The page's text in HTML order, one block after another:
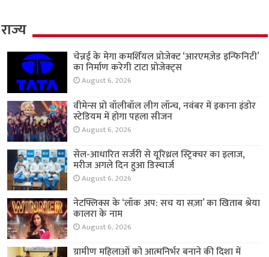
राज्य
चेन्नई के मेगा कमर्शियल प्रोजेक्ट ‘आरएमज़ेड इन्फिनिटी’
का निर्माण करेगी टाटा प्रोजेक्ट्स
August 6, 2026
वीमेन्स प्रो वॉलीबॉल लीग लॉन्च, नवंबर में इकाना इंडोर
स्टेडियम में होगा पहला सीजन
August 6, 2026
सेल-आधारित सर्जरी से यूरिथ्रल स्ट्रिक्चर का इलाज,
मरीज अगले दिन हुआ डिस्चार्ज
August 6, 2026
नेटफ्लिक्स के ‘लॉक अप: सच या सज़ा’ का खिताब श्रेया
कालरा के नाम
August 6, 2026
ग्रामीण महिलाओं को आत्मनिर्भर बनाने की दिशा में